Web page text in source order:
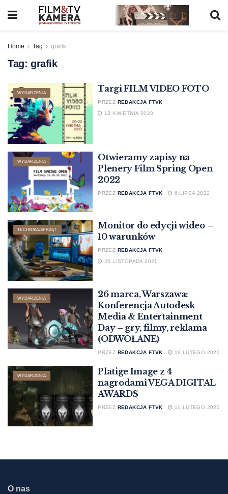
Home Tag grafik
Tag: grafik
WYDARZENIA Targi FILM VIDEO FOTO
PRZEZ REDAKCJA FTVK
13 KWIETNIA 2023
WYDARZENIA
Otwieramy zapisy na
Plenery Film Spring Open
2022
PRZEZ REDAKCJA FTVK 6 LIPCA 2022
TECHNIKA/SPRZĘT
Monitor do edycji wideo –
10 warunków
PRZEZ REDAKCJA FTVK
25 LISTOPADA 2021
WYDARZENIA
26 marca, Warszawa:
Konferencja Autodesk
Media & Entertainment
Day – gry, filmy, reklama
(ODWOŁANE)
PRZEZ REDAKCJA FTVK 19 LUTEGO 2020
WYDARZENIA
Platige Image z 4
nagrodami VEGA DIGITAL
AWARDS
PRZEZ REDAKCJA FTVK 10 LUTEGO 2020
O nas